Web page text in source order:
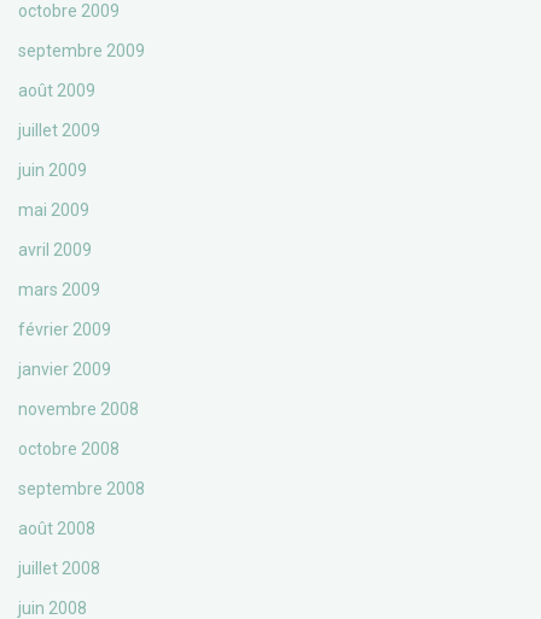
octobre 2009
septembre 2009
août 2009
juillet 2009
juin 2009
mai 2009
avril 2009
mars 2009
février 2009
janvier 2009
novembre 2008
octobre 2008
septembre 2008
août 2008
juillet 2008
juin 2008